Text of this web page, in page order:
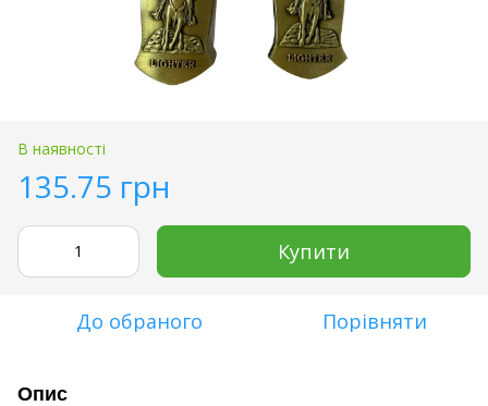
В наявності
135.75 грн
Купити
До обраного Порівняти
Опис